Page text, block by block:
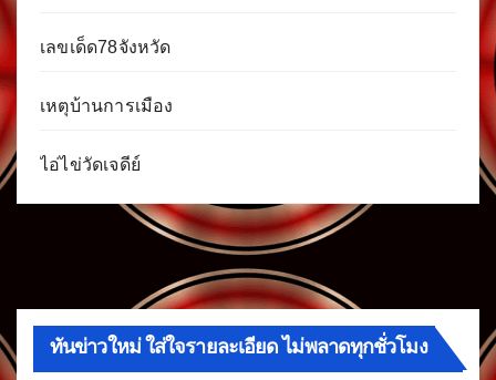
เลขเด็ด78จังหวัด
เหตุบ้านการเมือง
ไอ่ไข่วัดเจดีย์
ทันข่าวใหม่ ใส่ใจรายละเอียด ไม่พลาดทุกชั่วโมง